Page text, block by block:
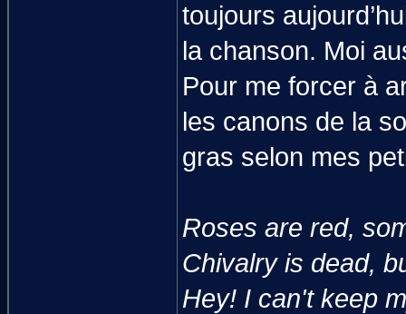
toujours
la chanson. Moi
Pour me forcer à
les canons de la
gras selon mes
Roses are red,
Chivalry is dead,
Hey! I can't keep